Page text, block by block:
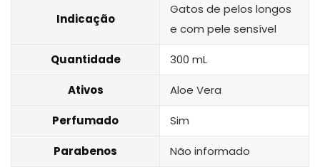
Indicação
Gatos de pelos longos
e com pele sensível
Quantidade 300 mL
Ativos Aloe Vera
Perfumado Sim
Parabenos Não informado